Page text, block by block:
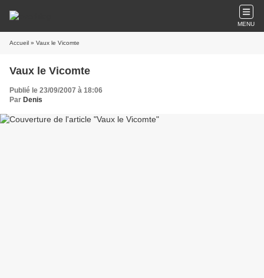
MENU
Accueil » Vaux le Vicomte
Vaux le Vicomte
Publié le 23/09/2007 à 18:06
Par Denis